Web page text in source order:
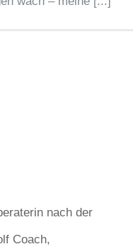
nach der
Coach,